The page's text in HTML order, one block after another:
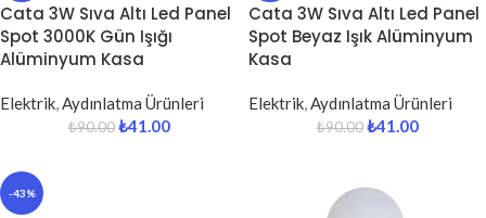
Cata 3W Sıva Altı Led Panel
Spot 3000K Gün Işığı
Alüminyum Kasa
Elektrik Aydınlatma Ürünleri
₺90.00 ₺41.00
Cata 3W Sıva Altı Led Panel
Spot Beyaz Işık Alüminyum
Kasa
Elektrik Aydınlatma Ürünleri
₺90.00 ₺41.00
-43%